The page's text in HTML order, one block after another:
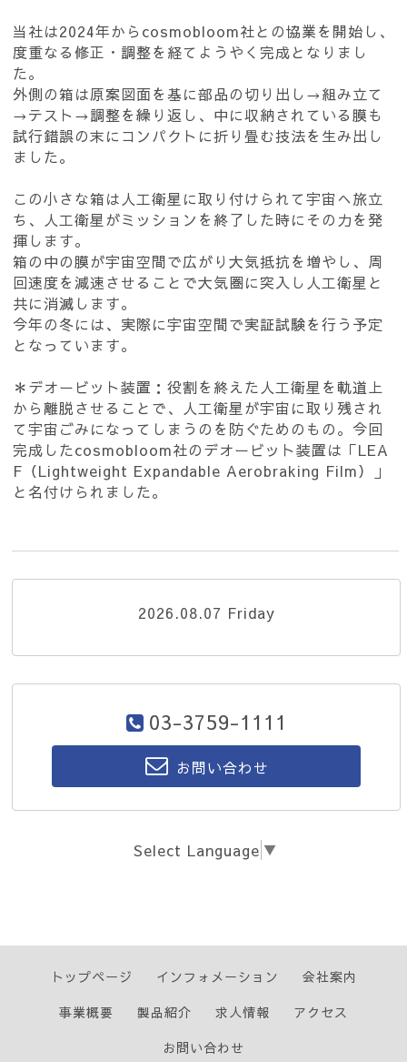
当社は2024年からcosmobloom社との協業を開始し、
度重なる修正・調整を経てようやく完成となりまし
た。
外側の箱は原案図面を基に部品の切り出し→組み立て
→テスト→調整を繰り返し、中に収納されている膜も
試行錯誤の末にコンパクトに折り畳む技法を生み出し
ました。
この小さな箱は人工衛星に取り付けられて宇宙へ旅立
ち、人工衛星がミッションを終了した時にその力を発
揮します。
箱の中の膜が宇宙空間で広がり大気抵抗を増やし、周
回速度を減速させることで大気圏に突入し人工衛星と
共に消滅します。
今年の冬には、実際に宇宙空間で実証試験を行う予定
となっています。
＊デオービット装置：役割を終えた人工衛星を軌道上
から離脱させることで、人工衛星が宇宙に取り残され
て宇宙ごみになってしまうのを防ぐためのもの。今回
完成したcosmobloom社のデオービット装置は「LEA
F（Lightweight Expandable Aerobraking Film）」
と名付けられました。
2026.08.07 Friday
03-3759-1111
お問い合わせ
Select Language ▼
トップページ インフォメーション
会社案内
事業概要
製品紹介 求人情報
アクセス
お問い合わせ